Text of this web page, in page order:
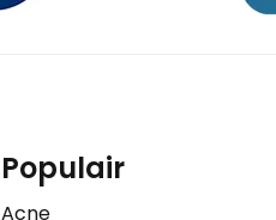
Populair
Acne